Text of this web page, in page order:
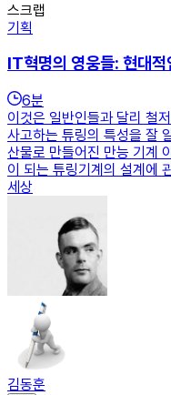
스크랩
기획
IT혁명의 영웅들: 현대
6분
이것은 일반인들과 달리 철
사고하는 튜링의 특성을 잘
산물로 만들어진 만능 기계
이 되는 튜링기계의 설계에
세상
김동훈